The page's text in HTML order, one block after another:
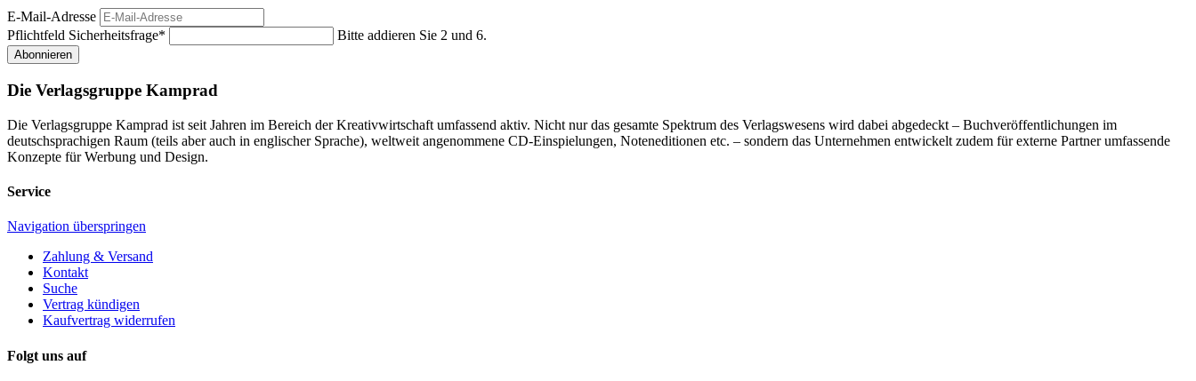
E-Mail-Adresse
Pflichtfeld Sicherheitsfrage* Bitte addieren Sie 2 und 6.
Abonnieren
Die Verlagsgruppe Kamprad
Die Verlagsgruppe Kamprad ist seit Jahren im Bereich der Kreativwirtschaft umfassend aktiv. Nicht nur das gesamte Spektrum des Verlagswesens wird dabei abgedeckt – Buchveröffentlichungen im
deutschsprachigen Raum (teils aber auch in englischer Sprache), weltweit angenommene CD-Einspielungen, Noteneditionen etc. – sondern das Unternehmen entwickelt zudem für externe Partner umfassende
Konzepte für Werbung und Design.
Service
Navigation überspringen
Zahlung & Versand
Kontakt
Suche
Vertrag kündigen
Kaufvertrag widerrufen
Folgt uns auf